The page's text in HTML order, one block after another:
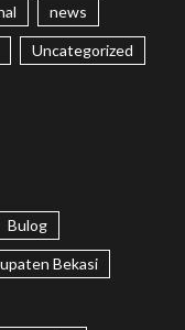
news
Uncategorized
Bulog
Bekasi